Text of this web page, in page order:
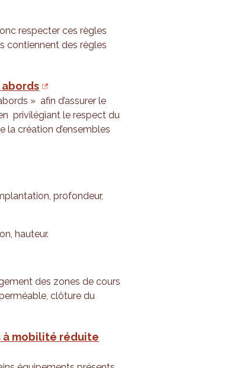
respecter ces règles
contiennent des règles
» afin d’assurer le
privilégiant le respect du
la création d’ensembles
profondeur,
hauteur.
des zones de cours
clôture du
à mobilité réduite